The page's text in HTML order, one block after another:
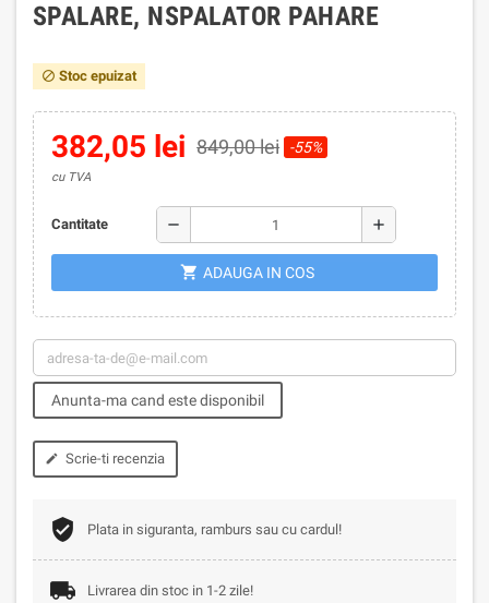
SPALARE, NSPALATOR PAHARE
block Stoc epuizat
382,05 lei 849,00 lei -55%
cu TVA
Cantitate remove add
shopping_cart ADAUGA IN COS
Anunta-ma cand este disponibil
edit Scrie-ti recenzia
Plata in siguranta, ramburs sau cu cardul!
Livrarea din stoc in 1-2 zile!